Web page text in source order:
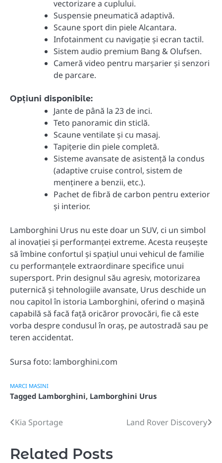
vectorizare a cuplului.
Suspensie pneumatică adaptivă.
Scaune sport din piele Alcantara.
Infotainment cu navigație și ecran tactil.
Sistem audio premium Bang & Olufsen.
Cameră video pentru marșarier și senzori
de parcare.
Opțiuni disponibile:
Jante de până la 23 de inci.
Teto panoramic din sticlă.
Scaune ventilate și cu masaj.
Tapițerie din piele completă.
Sisteme avansate de asistență la condus
(adaptive cruise control, sistem de
menținere a benzii, etc.).
Pachet de fibră de carbon pentru exterior
și interior.
Lamborghini Urus nu este doar un SUV, ci un simbol
al inovației și performanței extreme. Acesta reușește
să îmbine confortul și spațiul unui vehicul de familie
cu performanțele extraordinare specifice unui
supersport. Prin designul său agresiv, motorizarea
puternică și tehnologiile avansate, Urus deschide un
nou capitol în istoria Lamborghini, oferind o mașină
capabilă să facă față oricăror provocări, fie că este
vorba despre condusul în oraș, pe autostradă sau pe
teren accidentat.
Sursa foto: lamborghini.com
MARCI MASINI
Tagged Lamborghini, Lamborghini Urus
Post
Kia Sportage Land Rover Discovery
Related Posts